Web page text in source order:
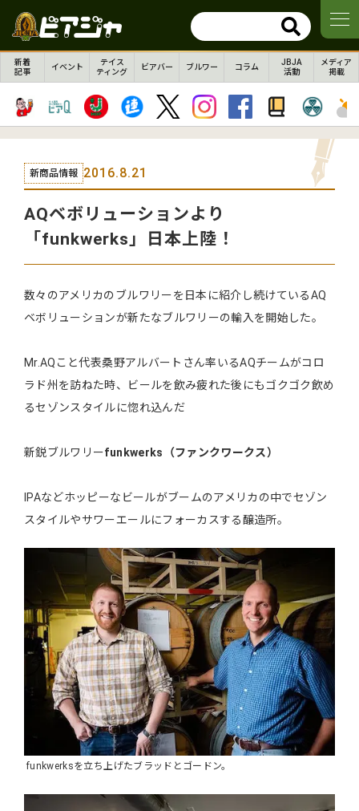
新着
記事
イベント
テイス
ティング
ビアバー ブルワー コラム
JBJA
活動
メディア
掲載
新商品情報 2016.8.21
AQベボリューションより
「funkwerks」日本上陸！
数々のアメリカのブルワリーを日本に紹介し続けているAQ
ベボリューションが新たなブルワリーの輸入を開始した。
Mr.AQこと代表桑野アルバートさん率いるAQチームがコロ
ラド州を訪ねた時、ビールを飲み疲れた後にもゴクゴク飲め
るセゾンスタイルに惚れ込んだ
新鋭ブルワリーfunkwerks（ファンクワークス）
IPAなどホッピーなビールがブームのアメリカの中でセゾン
スタイルやサワーエールにフォーカスする醸造所。
funkwerksを立ち上げたブラッドとゴードン。